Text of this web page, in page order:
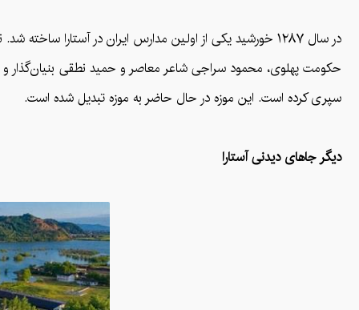
حکومت پهلوی، محمود سراجی شاعر معاصر و حمید نطقی بنیان‌گذار و
سپری کرده است. این موزه در حال حاضر به موزه تبدیل شده است.
دیگر جاهای دیدنی آستارا